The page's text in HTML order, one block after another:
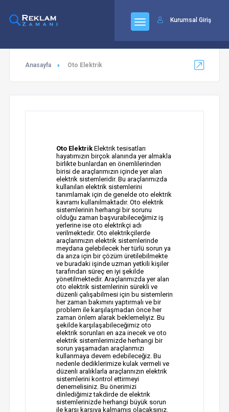
Kurumsal Giriş
Anasayfa Oto Elektrik
Oto ElektrikElektrik tesisatları
hayatımızın birçok alanında yer almakla
birlikte bunlardan en önemlilerinden
birisi de araçlarımızın içinde yer alan
elektrik sistemleridir. Bu araçlarımızda
kullanılan elektrik sistemlerini
tanımlamak için de genelde oto elektrik
kavramı kullanılmaktadır. Oto elektrik
sistemlerinin herhangi bir sorunu
olduğu zaman başvurabileceğimiz iş
yerlerine ise oto elektrikçi adı
verilmektedir. Oto elektrikçilerde
araçlarımızın elektrik sistemlerinde
meydana gelebilecek her türlü sorun ya
da arıza için bir çözüm üretilebilmekte
ve buradaki işinde uzman yetkili kişiler
tarafından süreç en iyi şekilde
yönetilmektedir. Araçlarımızda yer alan
oto elektrik sistemlerinin sürekli ve
düzenli çalışabilmesi için bu sistemlerin
her zaman bakımını yaptırmalı ve bir
problem ile karşılaşmadan önce her
zaman önlem alarak beklemeliyiz. Bu
şekilde karşılaşabileceğimiz oto
elektrik sorunları en aza inecek ve oto
elektrik sistemlerimizde herhangi bir
sorun yaşamadan araçlarımızı
kullanmaya devem edebileceğiz. Bu
nedenle dediklerimize kulak vermeli ve
düzenli aralıklarla araçlarınızın elektrik
sistemlerini kontrol ettirmeyi
denemelisiniz. Bu önerimizi
dinlediğimiz takdirde de elektrik
sistemlerinizde herhangi büyük sorun
ile karşı karşıya kalmamış olacaksınız.